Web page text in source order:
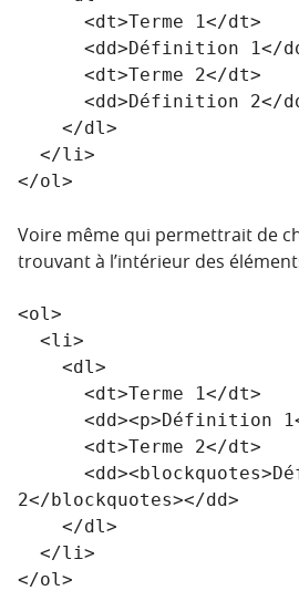
</ol>
Voire même qui permettrait de
trouvant à l’intérieur des
<ol>
2</blockquotes></dd>
</ol>